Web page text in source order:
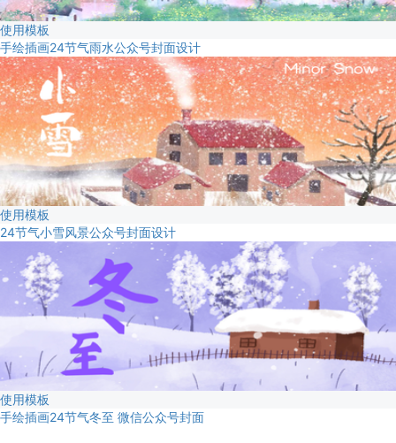
使用模板
手绘插画24节气雨水公众号封面设计
使用模板
24节气小雪风景公众号封面设计
使用模板
手绘插画24节气冬至 微信公众号封面